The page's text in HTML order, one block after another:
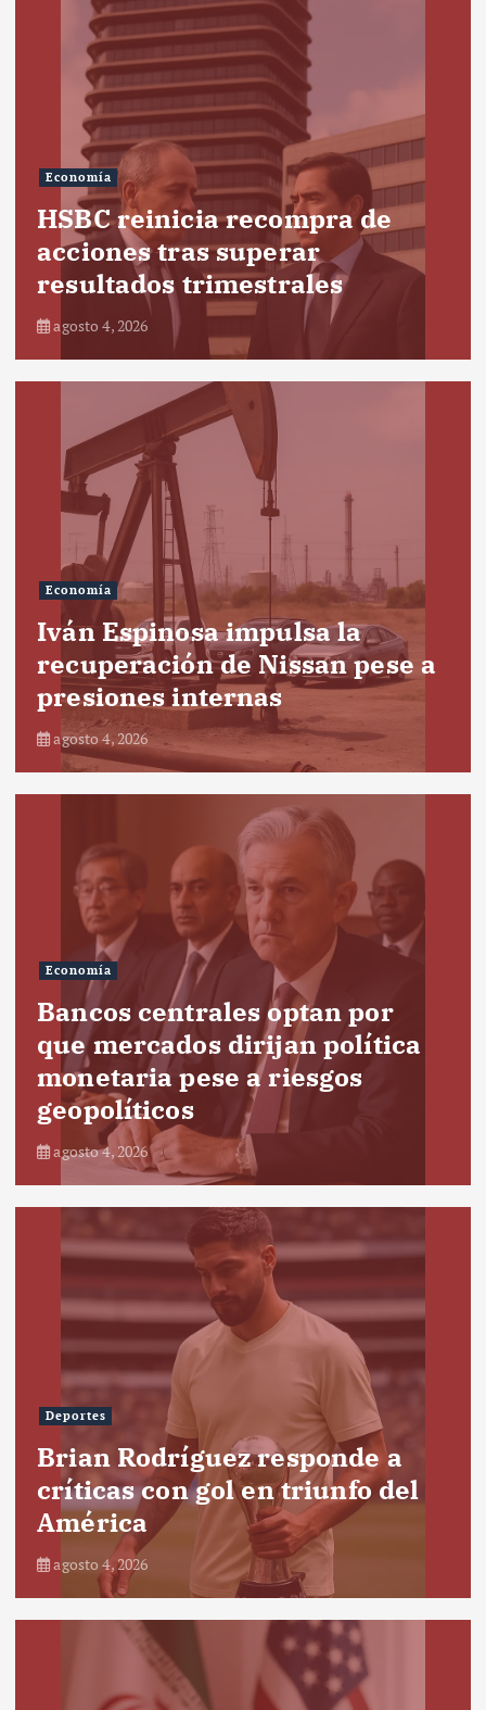
Economía
HSBC reinicia recompra de
acciones tras superar
resultados trimestrales
agosto 4, 2026
Economía
Iván Espinosa impulsa la
recuperación de Nissan pese a
presiones internas
agosto 4, 2026
Economía
Bancos centrales optan por
que mercados dirijan política
monetaria pese a riesgos
geopolíticos
agosto 4, 2026
Deportes
Brian Rodríguez responde a
críticas con gol en triunfo del
América
agosto 4, 2026